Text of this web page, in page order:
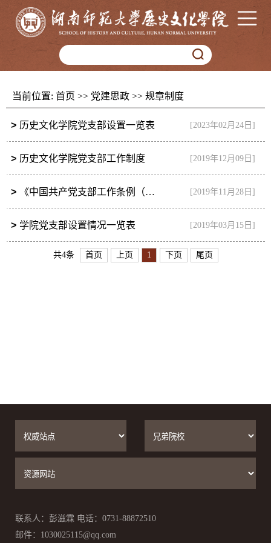
当前位置: 首页 >> 党建思政 >> 规章制度
> 历史文化学院党支部设置一览表 [2023年02月24日]
> 历史文化学院党支部工作制度 [2019年12月09日]
> 《中国共产党支部工作条例（试行）》 [2019年11月28日]
> 学院党支部设置情况一览表 [2019年03月15日]
共4条 首页 上页 1 下页 尾页
联系人：彭滋霖 电话：0731-88872510
邮件：1030025115@qq.com